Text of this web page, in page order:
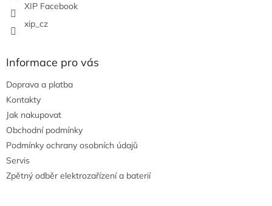
XIP Facebook
xip_cz
Informace pro vás
Doprava a platba
Kontakty
Jak nakupovat
Obchodní podmínky
Podmínky ochrany osobních údajů
Servis
Zpětný odběr elektrozařízení a baterií